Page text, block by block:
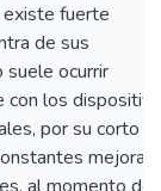
existe fuerte
de sus
ocurrir
con los
por su corto
mejoras